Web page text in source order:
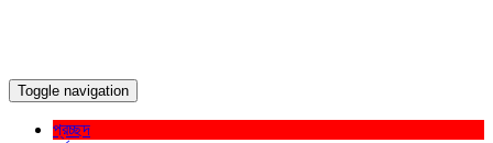
Toggle navigation
প্রচ্ছদ